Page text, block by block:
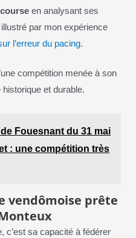
en analysant ses
par mon expérience
l’erreur du pacing.
compétition menée à son
et durable.
Fouesnant du 31 mai
: une compétition très
vendômoise prête
c’est sa capacité à fédérer